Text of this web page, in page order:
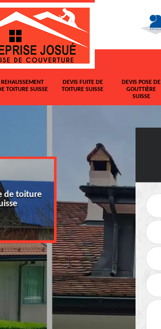
REHAUSSEMENT
TOITURE SUISSE
DEVIS FUITE DE
TOITURE SUISSE
DEVIS POSE DE
GOUTTIÈRE
SUISSE
de toiture
Devis changement de
tuile Suisse